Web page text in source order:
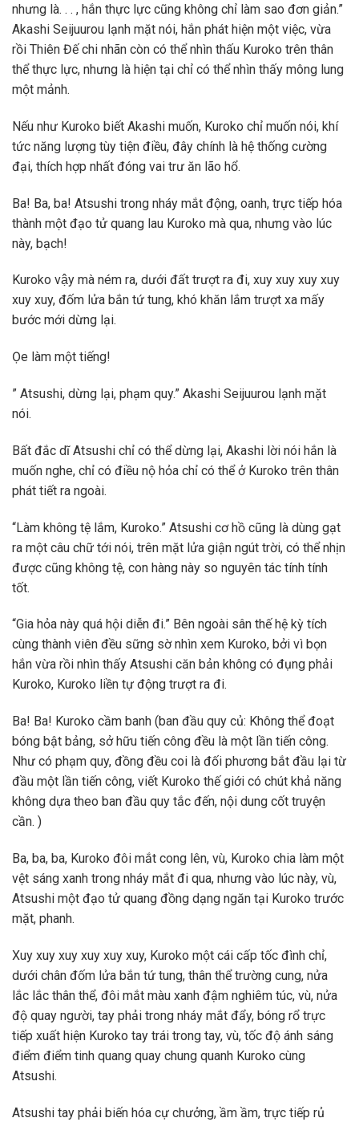
nhưng là. . . , hắn thực lực cũng không chỉ làm sao đơn giản.”
Akashi Seijuurou lạnh mặt nói, hắn phát hiện một việc, vừa
rồi Thiên Đế chi nhãn còn có thể nhìn thấu Kuroko trên thân
thể thực lực, nhưng là hiện tại chỉ có thể nhìn thấy mông lung
một mảnh.
Nếu như Kuroko biết Akashi muốn, Kuroko chỉ muốn nói, khí
tức năng lượng tùy tiện điều, đây chính là hệ thống cường
đại, thích hợp nhất đóng vai trư ăn lão hổ.
Ba! Ba, ba! Atsushi trong nháy mắt động, oanh, trực tiếp hóa
thành một đạo tử quang lau Kuroko mà qua, nhưng vào lúc
này, bạch!
Kuroko vậy mà ném ra, dưới đất trượt ra đi, xuy xuy xuy xuy
xuy xuy, đốm lửa bắn tứ tung, khó khăn lắm trượt xa mấy
bước mới dừng lại.
Ọe làm một tiếng!
” Atsushi, dừng lại, phạm quy.” Akashi Seijuurou lạnh mặt
nói.
Bất đắc dĩ Atsushi chỉ có thể dừng lại, Akashi lời nói hắn là
muốn nghe, chỉ có điều nộ hỏa chỉ có thể ở Kuroko trên thân
phát tiết ra ngoài.
“Làm không tệ lắm, Kuroko.” Atsushi cơ hồ cũng là dùng gạt
ra một câu chữ tới nói, trên mặt lửa giận ngút trời, có thể nhịn
được cũng không tệ, con hàng này so nguyên tác tính tính
tốt.
“Gia hỏa này quá hội diễn đi.” Bên ngoài sân thế hệ kỳ tích
cùng thành viên đều sững sờ nhìn xem Kuroko, bởi vì bọn
hắn vừa rồi nhìn thấy Atsushi căn bản không có đụng phải
Kuroko, Kuroko liền tự động trượt ra đi.
Ba! Ba! Kuroko cầm banh (ban đầu quy củ: Không thể đoạt
bóng bật bảng, sở hữu tiến công đều là một lần tiến công.
Như có phạm quy, đồng đều coi là đối phương bắt đầu lại từ
đầu một lần tiến công, viết Kuroko thế giới có chút khả năng
không dựa theo ban đầu quy tắc đến, nội dung cốt truyện
cần. )
Ba, ba, ba, Kuroko đôi mắt cong lên, vù, Kuroko chia làm một
vệt sáng xanh trong nháy mắt đi qua, nhưng vào lúc này, vù,
Atsushi một đạo tử quang đồng dạng ngăn tại Kuroko trước
mặt, phanh.
Xuy xuy xuy xuy xuy xuy, Kuroko một cái cấp tốc đình chỉ,
dưới chân đốm lửa bắn tứ tung, thân thể trường cung, nửa
lắc lắc thân thể, đôi mắt màu xanh đậm nghiêm túc, vù, nửa
độ quay người, tay phải trong nháy mắt đẩy, bóng rổ trực
tiếp xuất hiện Kuroko tay trái trong tay, vù, tốc độ ánh sáng
điểm điểm tinh quang quay chung quanh Kuroko cùng
Atsushi.
Atsushi tay phải biến hóa cự chưởng, ầm ầm, trực tiếp rủ